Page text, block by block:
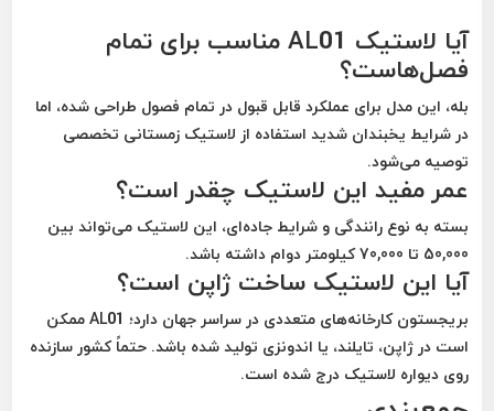
آیا لاستیک AL01 مناسب برای تمام
فصل‌هاست؟
بله، این مدل برای عملکرد قابل قبول در تمام فصول طراحی شده، اما
در شرایط یخبندان شدید استفاده از لاستیک زمستانی تخصصی
توصیه می‌شود.
عمر مفید این لاستیک چقدر است؟
بسته به نوع رانندگی و شرایط جاده‌ای، این لاستیک می‌تواند بین
50,000 تا 70,000 کیلومتر
دوام داشته باشد.
آیا این لاستیک ساخت ژاپن است؟
بریجستون کارخانه‌های متعددی در سراسر جهان دارد؛ AL01 ممکن
است در ژاپن، تایلند، یا اندونزی تولید شده باشد. حتماً کشور سازنده
روی دیواره لاستیک درج شده است.